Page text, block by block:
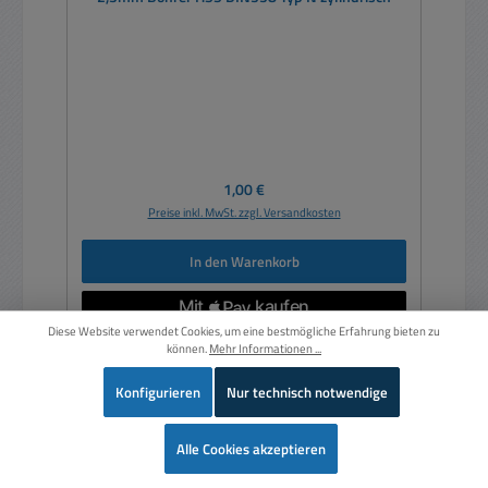
Regulärer Preis:
1,00 €
Preise inkl. MwSt. zzgl. Versandkosten
In den Warenkorb
Diese Website verwendet Cookies, um eine bestmögliche Erfahrung bieten zu
können.Mehr Informationen ...
Nur technisch notwendige
Konfigurieren
Alle Cookies akzeptieren